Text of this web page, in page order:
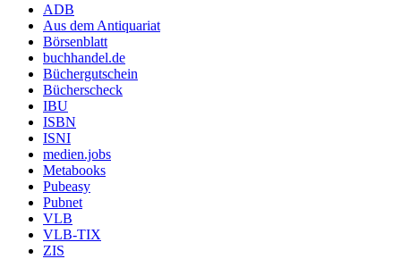
ADB
Aus dem Antiquariat
Börsenblatt
buchhandel.de
Büchergutschein
Bücherscheck
IBU
ISBN
ISNI
medien.jobs
Metabooks
Pubeasy
Pubnet
VLB
VLB-TIX
ZIS